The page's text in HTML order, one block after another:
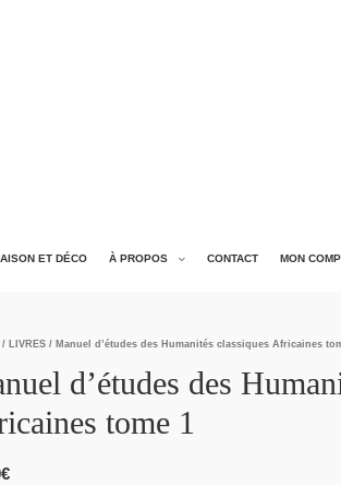
ET DÉCO À PROPOS CONTACT MON
/ LIVRES / Manuel d’études des Humanités classiques Africaines
d’études des
tome 1
€